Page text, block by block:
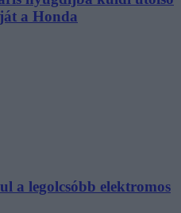
a Honda
a legolcsóbb elektromos